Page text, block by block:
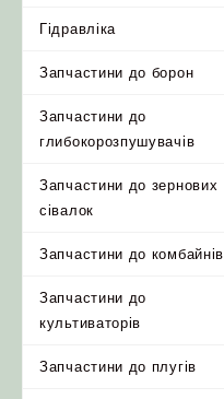
Гідравліка
Запчастини до борон
Запчастини до
глибокорозпушувачів
Запчастини до зернових
сівалок
Запчастини до комбайнів
Запчастини до
культиваторів
Запчастини до плугів